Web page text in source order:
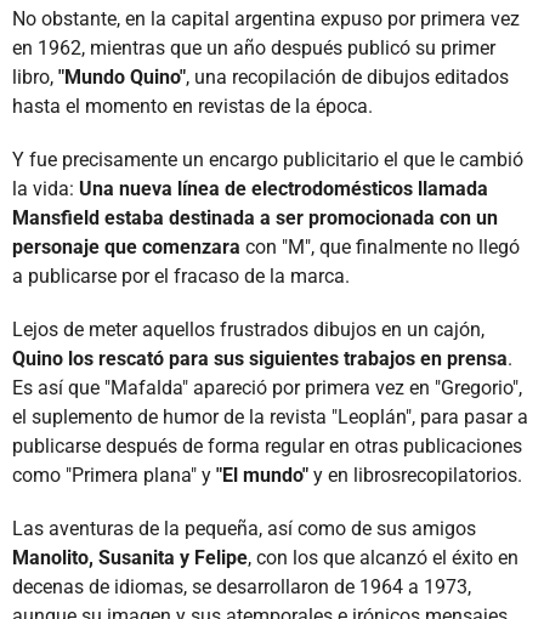
No obstante, en la capital argentina expuso por primera vez
en 1962, mientras que un año después publicó su primer
libro, "Mundo Quino", una recopilación de dibujos editados
hasta el momento en revistas de la época.
Y fue precisamente un encargo publicitario el que le cambió
la vida: Una nueva línea de electrodomésticos llamada
Mansfield estaba destinada a ser promocionada con un
personaje que comenzara con "M", que finalmente no llegó
a publicarse por el fracaso de la marca.
Lejos de meter aquellos frustrados dibujos en un cajón,
Quino los rescató para sus siguientes trabajos en prensa.
Es así que "Mafalda" apareció por primera vez en "Gregorio",
el suplemento de humor de la revista "Leoplán", para pasar a
publicarse después de forma regular en otras publicaciones
como "Primera plana" y "El mundo" y en librosrecopilatorios.
Las aventuras de la pequeña, así como de sus amigos
Manolito, Susanita y Felipe, con los que alcanzó el éxito en
decenas de idiomas, se desarrollaron de 1964 a 1973,